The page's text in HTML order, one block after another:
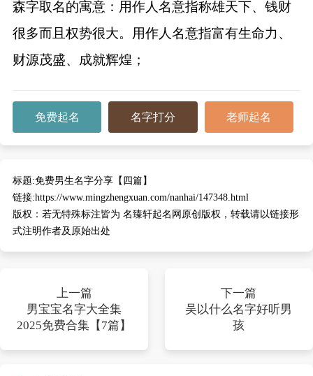
森字取名的寓意：用作人名意指称雄天下、钱财
很多而且权势很大。用作人名意指富有生命力、
财源茂盛、成就辉煌；
免费起名 名字打分 老师起名
标题:免费男生名字分享【四篇】
链接:https://www.mingzhengxuan.com/nanhai/147348.html
版权： 若无特殊标注皆为 名臻轩起名网原创版权，转载请以链接形
式注明作者及原始出处
上一篇
男宝宝名字大全集
2025免费合集【7篇】
下一篇
吴以什么名字好听男
孩